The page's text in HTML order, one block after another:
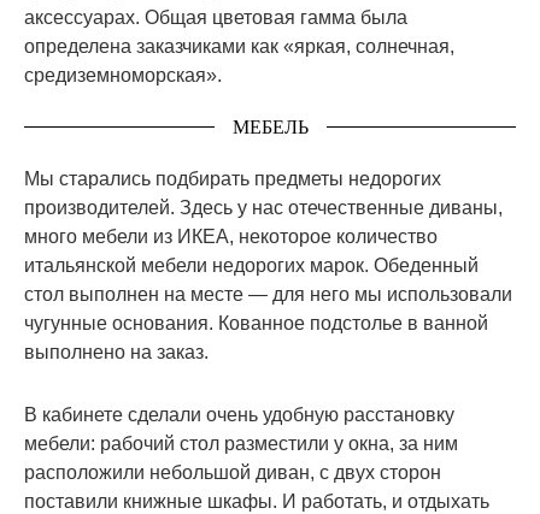
аксессуарах. Общая цветовая гамма была
определена заказчиками как «яркая, солнечная,
средиземноморская».
МЕБЕЛЬ
Мы старались подбирать предметы недорогих
производителей. Здесь у нас отечественные диваны,
много мебели из ИКЕА, некоторое количество
итальянской мебели недорогих марок. Обеденный
стол выполнен на месте — для него мы использовали
чугунные основания. Кованное подстолье в ванной
выполнено на заказ.
В кабинете сделали очень удобную расстановку
мебели: рабочий стол разместили у окна, за ним
расположили небольшой диван, с двух сторон
поставили книжные шкафы. И работать, и отдыхать